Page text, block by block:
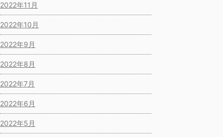
2022年11月
2022年10月
2022年9月
2022年8月
2022年7月
2022年6月
2022年5月